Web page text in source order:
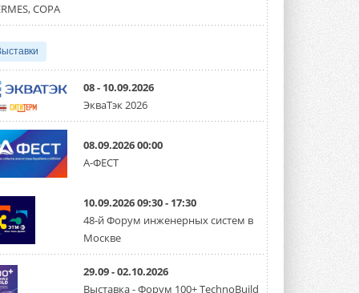
флагманский чиллер AquaEdge
работающую на хладагенте R1234ze ...
Mitsubishi расширяет
направление систем
Mitsubishi Electric создаёт в США новую
компанию MEHITS US Inc. ...
США запретили использование
иностранных инверторов
28 июля 2026 года Федеральная
комиссия по связи США (FCC) обновила
свой специальный перечень Covered ...
31 ИЮЛЯ 2026
COPA
08 - 10.09.2026
ЭкваТэк 2026
08.09.2026 00:00
А-ФЕСТ
10.09.2026 09:30 - 17:30
48-й Форум инженерных систем в
Москве
29.09 - 02.10.2026
Выставка - Форум 100+ TechnoBuild